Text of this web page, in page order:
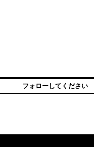
フォローしてください